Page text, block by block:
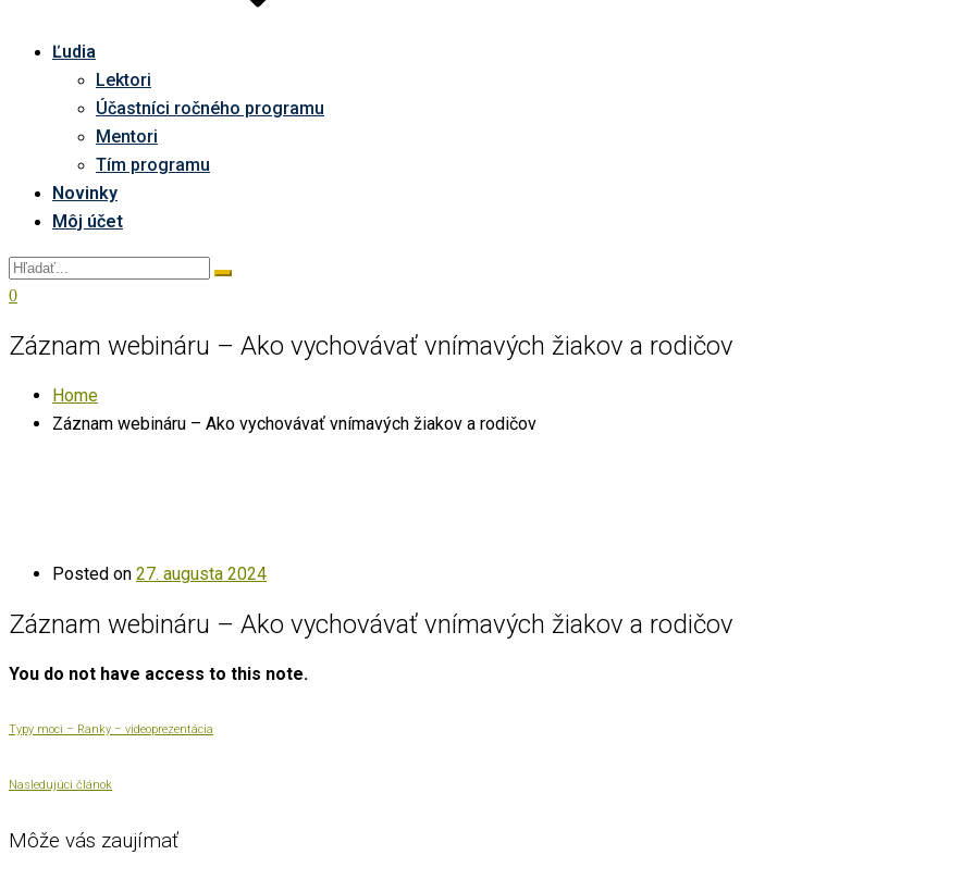
Ľudia
Lektori
Účastníci ročného programu
Mentori
Tím programu
Novinky
Môj účet
0
Záznam webináru – Ako vychovávať vnímavých žiakov a rodičov
Home
Záznam webináru – Ako vychovávať vnímavých žiakov a rodičov
Posted on 27. augusta 2024
Záznam webináru – Ako vychovávať vnímavých žiakov a rodičov
You do not have access to this note.
Typy moci – Ranky – videoprezentácia
Nasledujúci článok
Môže vás zaujímať